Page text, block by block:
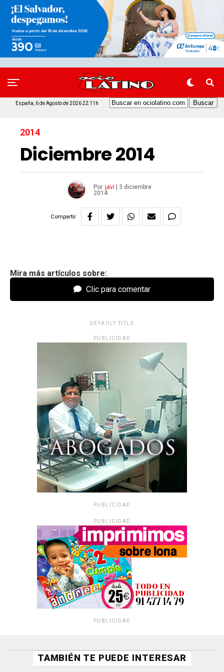
España, 6 de Agosto de 2026 22:11h
2014
Diciembre 2014
Por javi
3 diciembre
2014
Compartir
Mira más artículos sobre:
Clic para comentar
DEFAULT TITLE
PUBLICIDAD
PUBLICIDAD
PUBLICIDAD
PUBLICIDAD
TAMBIÉN TE PUEDE INTERESAR